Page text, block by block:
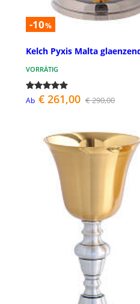
-10%
Kelch Pyxis Malta
VORRÄTIG
Ab € 261,00 € 290,00